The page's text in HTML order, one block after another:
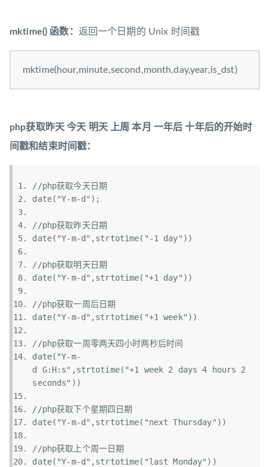
mktime() 函数： 返回一个日期的 Unix 时间戳
mktime(hour,minute,second,month,day,year,is_dst)
php获取昨天 今天 明天 上周 本月 一年后 十年后的开始时
间戳和结束时间戳：
//php获取今天日期
date( "Y-m-d" );
//php获取昨天日期
date( "Y-m-d" ,strtotime( "-1 day" ))
//php获取明天日期
date( "Y-m-d" ,strtotime( "+1 day" ))
//php获取一周后日期
date( "Y-m-d" ,strtotime( "+1 week" ))
//php获取一周零两天四小时两秒后时间
date( "Y-m-
d G:H:s" ,strtotime( "+1 week 2 days 4 hours 2
seconds" ))
//php获取下个星期四日期
date( "Y-m-d" ,strtotime( "next Thursday" ))
//php获取上个周一日期
date( "Y-m-d" ,strtotime( "last Monday" ))